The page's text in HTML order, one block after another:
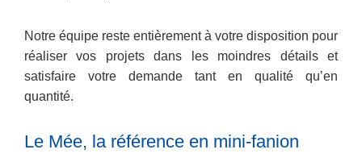
Notre équipe reste entièrement à votre disposition pour
réaliser vos projets dans les moindres détails et
satisfaire votre demande tant en qualité qu’en
quantité.
Le Mée, la référence en mini-fanion